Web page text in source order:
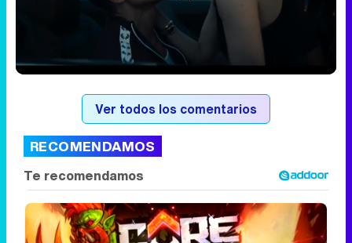
Unmute
Loaded
84.65%
Ver todos los comentarios
RECOMENDAMOS